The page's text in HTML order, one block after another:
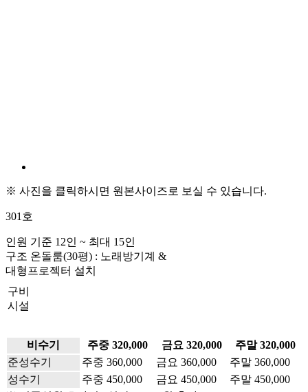
※ 사진을 클릭하시면 원본사이즈로 보실 수 있습니다.
301호
인원 기준 12인 ~ 최대 15인
구조 온돌룸(30평) : 노래방기계 &
대형프로젝터 설치
구비
시설
비수기 주중 320,000 금요 320,000
주말 320,000
준성수기
주중 360,000 금요 360,000
주말 360,000
성수기
주중 450,000 금요 450,000
주말 450,000